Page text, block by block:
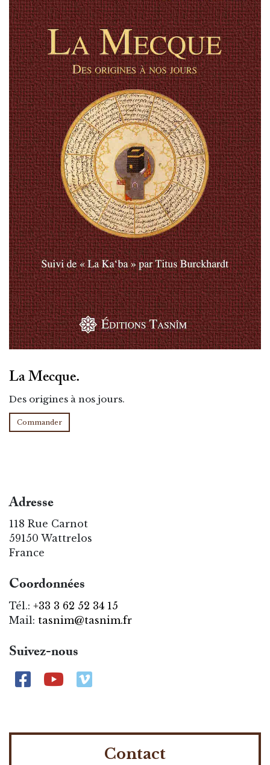
La Mecque.
Des origines à nos jours.
Commander
Adresse
118 Rue Carnot
59150 Wattrelos
France
Coordonnées
Tél.: +33 3 62 52 34 15
Mail: tasnim@tasnim.fr
Suivez-nous
Contact